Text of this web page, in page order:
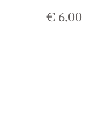
€ 6.00